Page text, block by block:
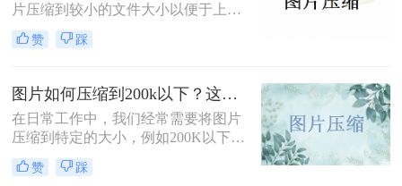
片压缩到较小的文件大小以便于上
传、分享或存储。那么如何将图片压
缩到1mb以内呢？本文将详细介绍几
赞 踩
图片如何压缩到200k以下？这三种方法简单又高效！
在日常工作中，我们经常需要将图片
压缩到特定的大小，例如200K以下，
以满足电子邮件附件、网站上传或社
交媒体分享的要求。那么图片如何压
赞 踩